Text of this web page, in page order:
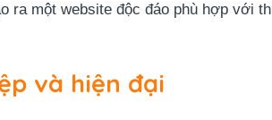
ra một website độc đáo phù hợp với
và hiện đại